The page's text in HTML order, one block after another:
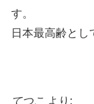
す。
日本最高齢とし
てつこ より: